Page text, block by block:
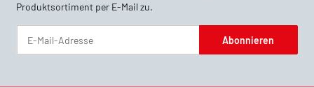
Produktsortiment per E-Mail zu.
Abonnieren